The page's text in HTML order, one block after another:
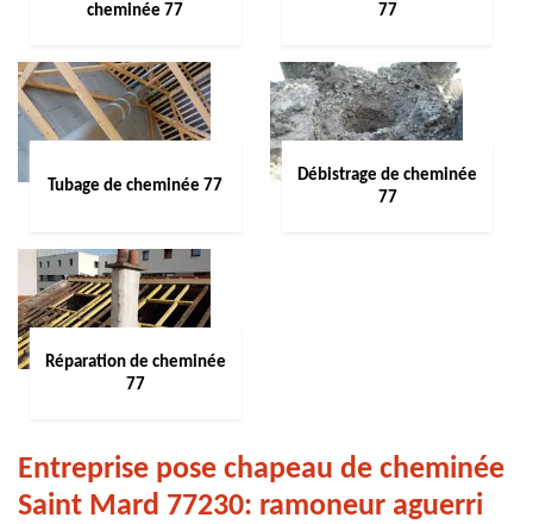
cheminée 77
77
Tubage de cheminée 77
Débistrage de cheminée
77
Réparation de cheminée
77
Entreprise pose chapeau de cheminée
Saint Mard 77230: ramoneur aguerri